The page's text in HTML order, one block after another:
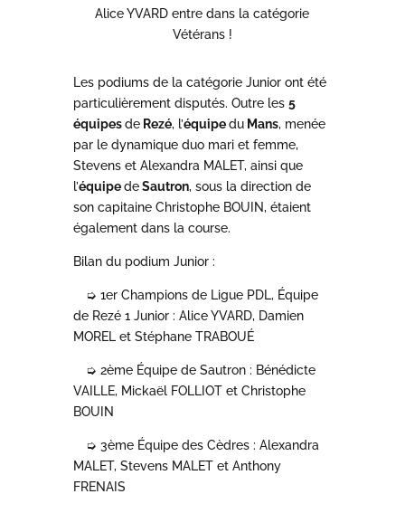
Alice YVARD entre dans la catégorie
Vétérans !
Les podiums de la catégorie Junior ont été
particulièrement disputés. Outre les 5
équipesdeRezé, l’équipeduMans, menée
par le dynamique duo mari et femme,
Stevens et Alexandra MALET, ainsi que
l’équipedeSautron, sous la direction de
son capitaine Christophe BOUIN, étaient
également dans la course.
Bilan du podium Junior :
➭ 1er Champions de Ligue PDL, Équipe
de Rezé 1 Junior : Alice YVARD, Damien
MOREL et Stéphane TRABOUÉ
➭ 2ème Équipe de Sautron : Bénédicte
VAILLE, Mickaël FOLLIOT et Christophe
BOUIN
➭ 3ème Équipe des Cèdres : Alexandra
MALET, Stevens MALET et Anthony
FRENAIS